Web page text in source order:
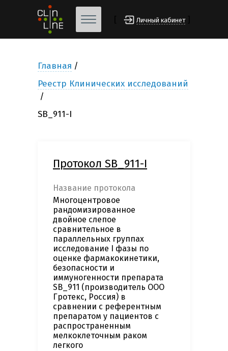
Личный кабинет
Главная
Реестр Клинических исследований
SB_911-I
Протокол SB_911-I
Название протокола
Многоцентровое
рандомизированное
двойное слепое
сравнительное в
параллельных группах
исследование I фазы по
оценке фармакокинетики,
безопасности и
иммуногенности препарата
SB_911 (производитель ООО
Гротекс, Россия) в
сравнении с референтным
препаратом у пациентов с
распространенным
мелкоклеточным раком
легкого